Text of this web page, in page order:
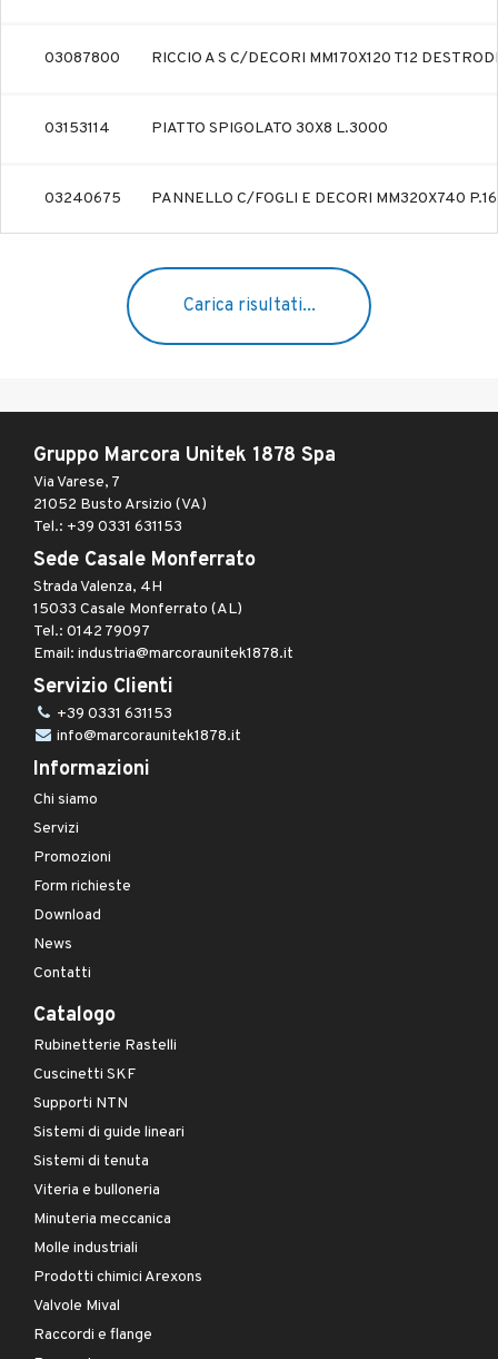
03087800 RICCIO A S C/DECORI MM170X120 T12
03153114 PIATTO SPIGOLATO 30X8 L.3000
03240675 PANNELLO C/FOGLI E DECORI MM320X740
Carica risultati...
Gruppo Marcora Unitek 1878 Spa
Via Varese, 7
21052 Busto Arsizio (VA)
Tel.: +39 0331 631153
Sede Casale Monferrato
Strada Valenza, 4H
15033 Casale Monferrato (AL)
Tel.: 0142 79097
Email: industria@marcoraunitek1878.it
Servizio Clienti
+39 0331 631153
info@marcoraunitek1878.it
Informazioni
Chi siamo
Servizi
Promozioni
Form richieste
Download
News
Contatti
Catalogo
Rubinetterie Rastelli
Cuscinetti SKF
Supporti NTN
Sistemi di guide lineari
Sistemi di tenuta
Viteria e bulloneria
Minuteria meccanica
Molle industriali
Prodotti chimici Arexons
Valvole Mival
Raccordi e flange